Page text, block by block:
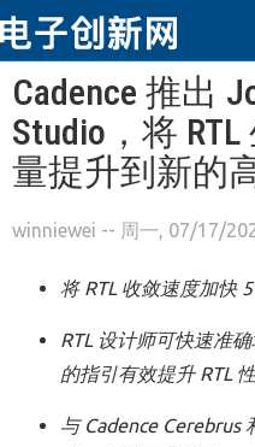
跳转到主要内容
Cadence 推出
Studio，将
量提升到新的
winniewei -- 周一, 07/17/
将RTL 收敛速度加快5
RTL 设计师可快速准
的指引有效提升RTL
与Cadence Cerebrus